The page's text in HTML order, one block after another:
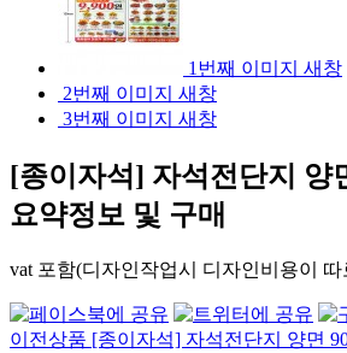
1번째 이미지 새창
2번째 이미지 새창
3번째 이미지 새창
[종이자석] 자석전단지 양
요약정보 및 구매
vat 포함(디자인작업시 디자인비용이
이전상품 [종이자석] 자석전단지 양면